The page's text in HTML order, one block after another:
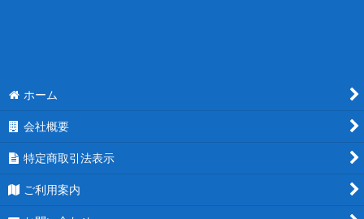
ホーム
会社概要
特定商取引法表示
ご利用案内